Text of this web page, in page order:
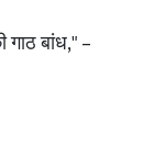
गाठ बांध," –